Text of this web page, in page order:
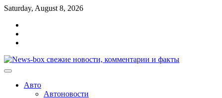
Перейти
содержимому
Saturday, August 8, 2026
Авто
Автоновости